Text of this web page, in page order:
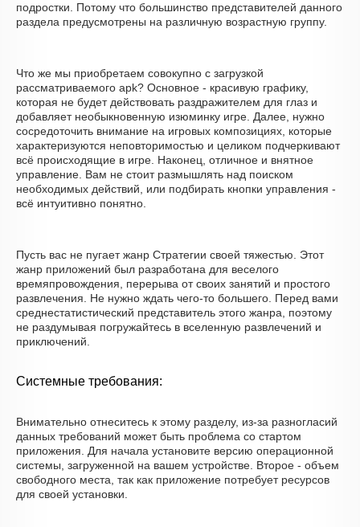
подростки. Потому что большинство представителей данного
раздела предусмотрены на различную возрастную группу.
Что же мы приобретаем совокупно с загрузкой
рассматриваемого apk? Основное - красивую графику,
которая не будет действовать раздражителем для глаз и
добавляет необыкновенную изюминку игре. Далее, нужно
сосредоточить внимание на игровых композициях, которые
характеризуются неповторимостью и целиком подчеркивают
всё происходящие в игре. Наконец, отличное и внятное
управление. Вам не стоит размышлять над поиском
необходимых действий, или подбирать кнопки управления -
всё интуитивно понятно.
Пусть вас не пугает жанр Стратегии своей тяжестью. Этот
жанр приложений был разработана для веселого
времяпровождения, перерыва от своих занятий и простого
развлечения. Не нужно ждать чего-то большего. Перед вами
среднестатистический представитель этого жанра, поэтому
не раздумывая погружайтесь в вселенную развлечений и
приключений.
Системные требования:
Внимательно отнеситесь к этому разделу, из-за разногласий
данных требований может быть проблема со стартом
приложения. Для начала установите версию операционной
системы, загруженной на вашем устройстве. Второе - объем
свободного места, так как приложение потребует ресурсов
для своей установки.